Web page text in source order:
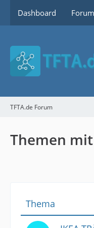
Dashboard Forum
TFTA.de Forum
Themen mit
Thema